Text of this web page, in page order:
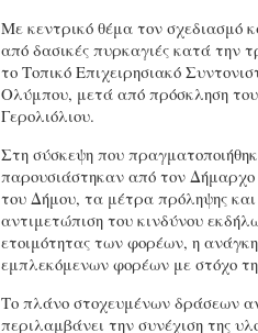
Με κεντρικό θέμα τον σχεδιασμό
από δασικές πυρκαγιές κατά την
το Τοπικό Επιχειρησιακό
Ολύμπου, μετά από πρόσκληση
Γερολιόλιου.
Στη σύσκεψη που
παρουσιάστηκαν από τον
του Δήμου, τα μέτρα πρόληψης και
αντιμετώπιση του κινδύνου
ετοιμότητας των φορέων, η
εμπλεκόμενων φορέων με στόχο
Το πλάνο στοχευμένων δράσεων
περιλαμβάνει την συνέχιση της